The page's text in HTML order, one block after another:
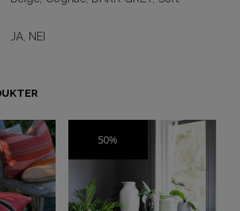
JA NEI
50%
SALG